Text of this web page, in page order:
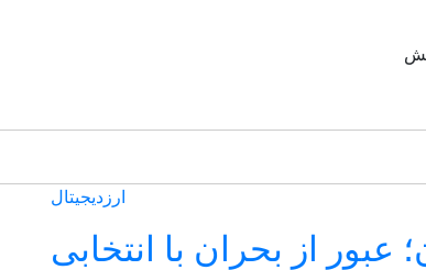
ارزدیجیتال
از بحران با انتخابی